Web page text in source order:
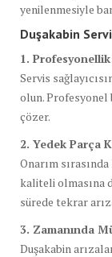
yenilenmesiyle
Duşakabin
1.
Servis
olun. Profesyonel
çözer.
2. Yedek Parça
Onarım
kaliteli olmasına
sürede tekrar
3. Zamanında
Duşakabin